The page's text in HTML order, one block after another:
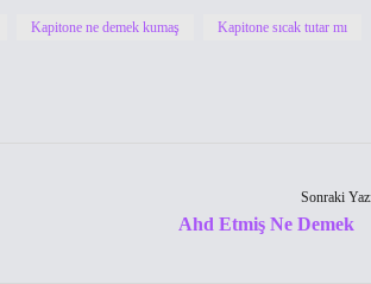
Kapitone ne demek kumaş Kapitone sıcak tutar mı
Sonraki
Ahd Etmiş Ne Demek